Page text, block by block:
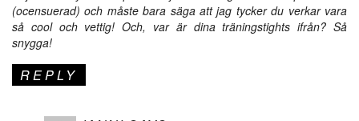
(ocensuerad) och måste bara säga att jag tycker du verkar vara
så cool och vettig! Och, var är dina träningstights ifrån? Så
snygga!
REPLY